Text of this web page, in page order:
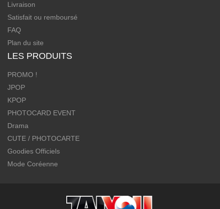
Livraison
Satisfait ou remboursé
FAQ
Plan du site
LES PRODUITS
PROMO !
JPOP
KPOP
PHOTOCARD EVENT
Drama
CUTE / PHOTOCARTE
Goodies Officiels
Mode Coréenne